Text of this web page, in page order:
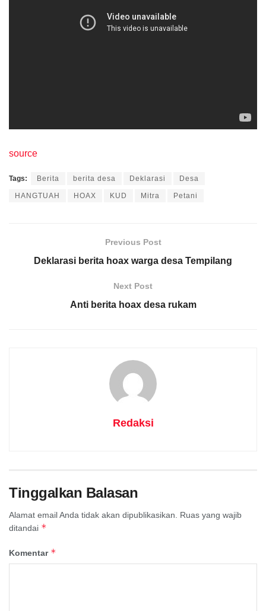
source
Tags: Berita berita desa Deklarasi Desa
HANGTUAH HOAX KUD Mitra Petani
Previous Post
Deklarasi berita hoax warga desa Tempilang
Next Post
Anti berita hoax desa rukam
Redaksi
Tinggalkan Balasan
Alamat email Anda tidak akan dipublikasikan.
Ruas yang wajib
ditandai *
Komentar *